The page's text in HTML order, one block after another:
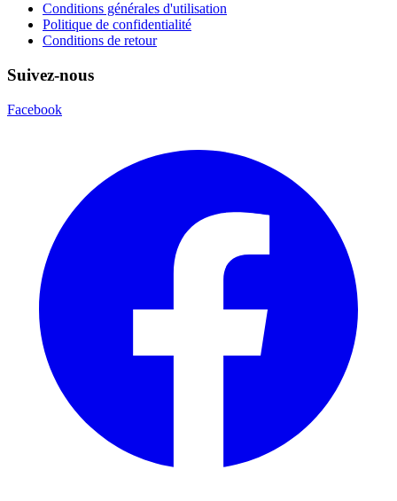
Conditions générales d'utilisation
Politique de confidentialité
Conditions de retour
Suivez-nous
Facebook